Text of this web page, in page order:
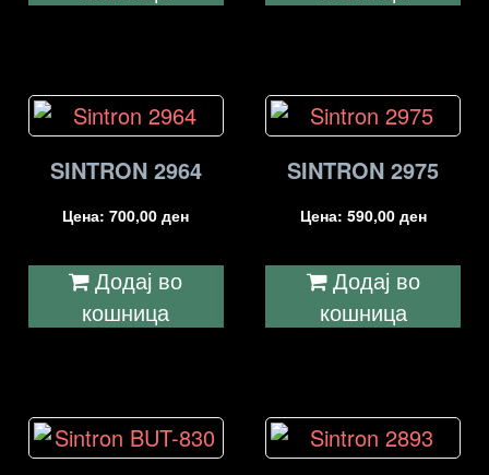
SINTRON 2964
Цена:700,00ден
Додај во
кошница
SINTRON 2975
Цена: 590,00 ден
Додај во
кошница